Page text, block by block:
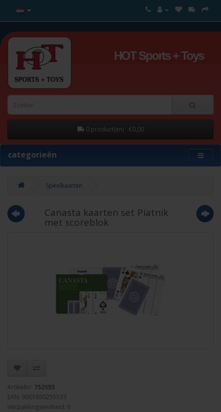
HOT Sports + Toys
0 product(en) - €0,00
categorieën
Speelkaarten
Canasta kaarten set Piatnik
met scoreblok
Artikelnr: 752555
EAN: 9001890255533
Verpakkingseenheid: 6